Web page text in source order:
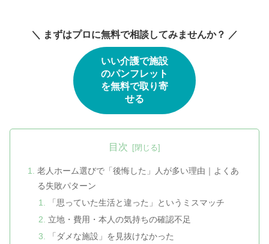
＼ まずはプロに無料で相談してみませんか？ ／
いい介護で施設
のパンフレット
を無料で取り寄
せる
目次
老人ホーム選びで「後悔した」人が多い理由｜よくあ
る失敗パターン
「思っていた生活と違った」というミスマッチ
立地・費用・本人の気持ちの確認不足
「ダメな施設」を見抜けなかった